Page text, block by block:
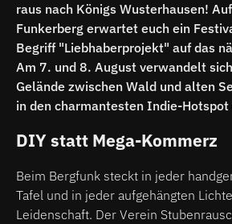
raus nach Königs Wusterhausen!
Funkerberg erwartet euch ein
Begriff "Liebhaberprojekt" auf das
Am 7. und 8. August verwandelt
Gelände zwischen Wald und alten
in den charmantesten Indie-
DIY statt Mega-Kommerz
Beim Bergfunk steckt in jeder
Tafel und in jeder aufgehängten
Leidenschaft. Der Verein